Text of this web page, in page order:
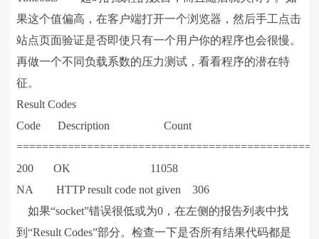
果这个值偏高，在客户端打开一个浏览器，然后手工点击
站点页面验证是否即使只有一个用户你的程序也会很慢。
再做一个不同负载系数的压力测试，看看程序的潜在特
征。
Result Codes
Code Description Count
200 OK 11058
NA HTTP result code not given 306
如果“socket”错误很低或为0，在左侧的报告列表中找
到“Result Codes”部分。检查一下是否所有结果代码都是